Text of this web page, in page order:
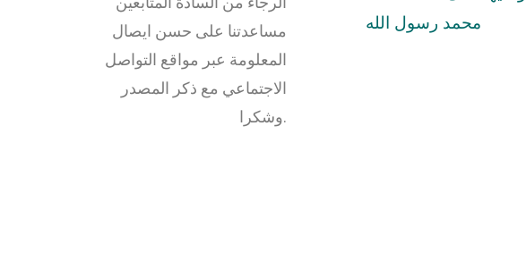
مساعدتنا على حسن ايصال
المعلومة عبر مواقع التواصل
الاجتماعي مع ذكر المصدر
وشكرا.
محمد رسول الله